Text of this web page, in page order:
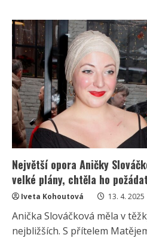
Aničky
Slováčkové
splnil
její
největší
přání:
Rozjel
podnikání,
které
společně
dlouho
plánovali
Největší opora Aničky
velké plány, chtěla ho
Iveta Kohoutová 13. 4. 2025
Anička Slováčková měla v
nejbližších. S přítelem